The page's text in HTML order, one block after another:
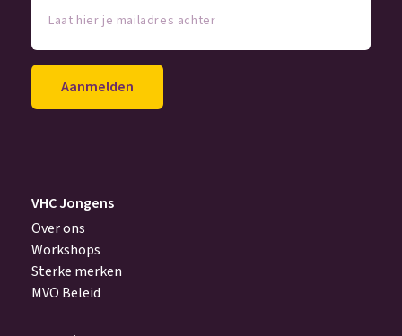
je
achter
VHC Jongens
Over ons
Workshops
Sterke merken
MVO Beleid